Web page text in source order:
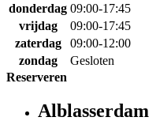
donderdag 09:00-17:45
vrijdag
09:00-17:45
zaterdag
09:00-12:00
zondag
Gesloten
Reserveren
Alblasserdam